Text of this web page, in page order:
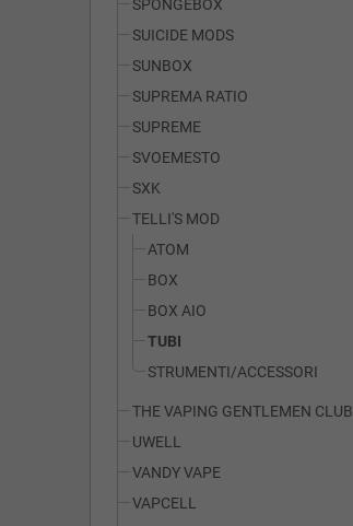
SPONGEBOX
SUICIDE MODS
SUNBOX
SUPREMA RATIO
SUPREME
SVOEMESTO
SXK
TELLI'S MOD
ATOM
BOX
BOX AIO
TUBI
STRUMENTI/ACCESSORI
THE VAPING GENTLEMEN CLUB
UWELL
VANDY VAPE
VAPCELL